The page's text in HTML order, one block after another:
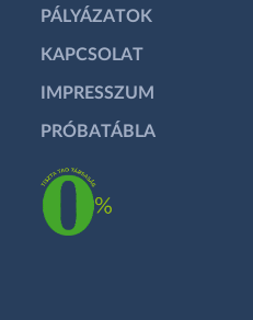
PÁLYÁZATOK
KAPCSOLAT
IMPRESSZUM
PRÓBATÁBLA